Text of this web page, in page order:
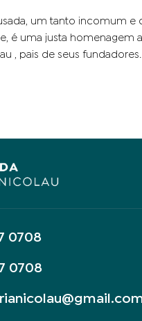
um tanto incomum e
é uma justa homenagem a
, pais de seus fundadores.
0708
0708